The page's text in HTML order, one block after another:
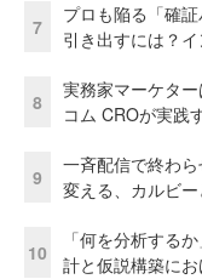
7
プロも陥る「確
引き出すには？
8
実務家マーケタ
コム CROが実践
9
一斉配信で終わ
変える、カルビ
10
「何を分析する
計と仮説構築に